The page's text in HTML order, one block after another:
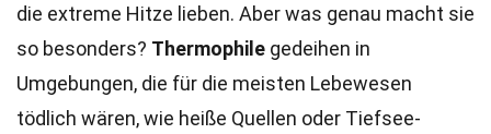
die extreme Hitze lieben. Aber was genau macht sie
so besonders? Thermophile gedeihen in
Umgebungen, die für die meisten Lebewesen
tödlich wären, wie heiße Quellen oder Tiefsee-